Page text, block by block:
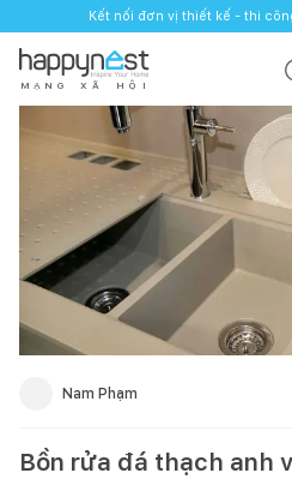
Kết nối đơn vị thiết kế - thi
M Ạ N G X Ã H Ộ I
Nam Phạm
Bồn rửa đá thạch anh